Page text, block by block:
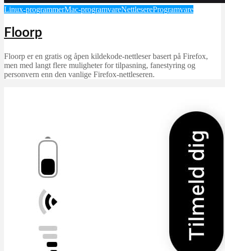
Linux-programmerMac-programvareNettlesereProgramvare
Floorp
Floorp er en gratis og åpen kildekode-nettleser basert på Firefox,
men med langt flere muligheter for tilpasning, fanestyring og
personvern enn den vanlige Firefox-nettleseren.